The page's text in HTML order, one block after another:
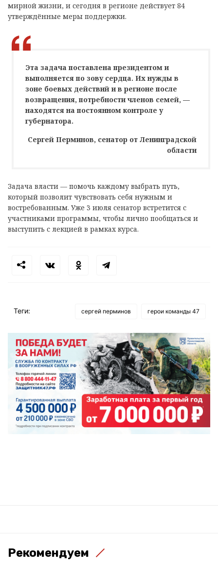
мирной жизни, и сегодня в регионе действует 84
утверждённые меры поддержки.
Эта задача поставлена президентом и
выполняется по зову сердца. Их нужды в
зоне боевых действий и в регионе после
возвращения, потребности членов семей, —
находятся на постоянном контроле у
губернатора.
Сергей Перминов, сенатор от Ленинградской
области
Задача власти — помочь каждому выбрать путь,
который позволит чувствовать себя нужным и
востребованным. Уже 3 июля сенатор встретится с
участниками программы, чтобы лично пообщаться и
выступить с лекцией в рамках курса.
Теги: сергей перминов герои команды 47
Рекомендуем